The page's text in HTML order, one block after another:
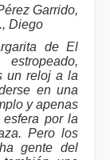
Garrido,
Diego
de El
un reloj a la
en una
y apenas
por la
Pero los
gente del